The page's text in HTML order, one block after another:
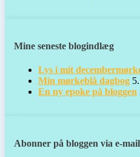
Mine seneste blogindlæg
Lys i mit
Min mørkeblå dagbog
En ny epoke på bloggen
Abonner på bloggen via e-mail